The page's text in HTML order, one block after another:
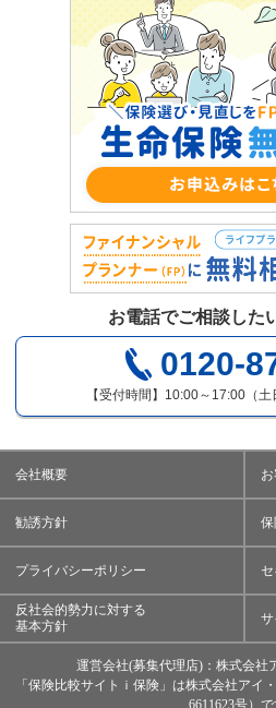
お電話でご相談した
0120-
【受付時間】10:00～17:00（土
会社概要
勧誘方針 保
プライバシーポリシー
反社会的勢力に対する
基本方針
運営会社(募集代理店)：株式会社
「保険比較サイトｉ保険」は株式会社アイ
6611623号）で